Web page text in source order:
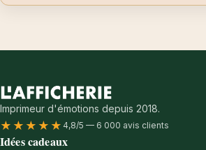
Imprimeur d'émotions depuis 2018.
★★★★★ 4,8/5 — 6 000 avis clients
Idées cadeaux